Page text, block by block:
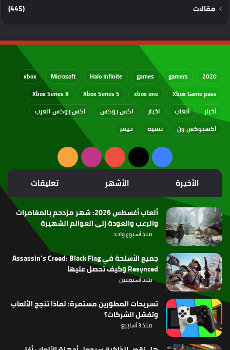
مقالات
(445)
2020
gamers
games
Halo Infinite
Microsoft
xbox
Xbox Game pass
xbox one
Xbox Series S
Xbox Series X
أخبار
ألعاب اخبار اكس بوكس
اكس بوكس العرب
اكسبوكس ون
تقنية جيمز
فيسبوك
‫X
‫YouTubeانستقرامملخص
الموقع
RSS
الأخيرة الأشهر تعليقات
ألعاب أغسطس 2026: شهر مزدحم بالمغامرات
والرعب والعودة إلى العوالم الشهيرة
منذ أسبوع واحد
جميع الأسلحة في Assassin’s Creed: Black Flag
Resynced وكيف تحصل عليها
منذ أسبوعين
تسريحات المطورين مستمرة: لماذا تنجح الألعاب
وتفشل الشركات؟
منذ 3 أسابيع